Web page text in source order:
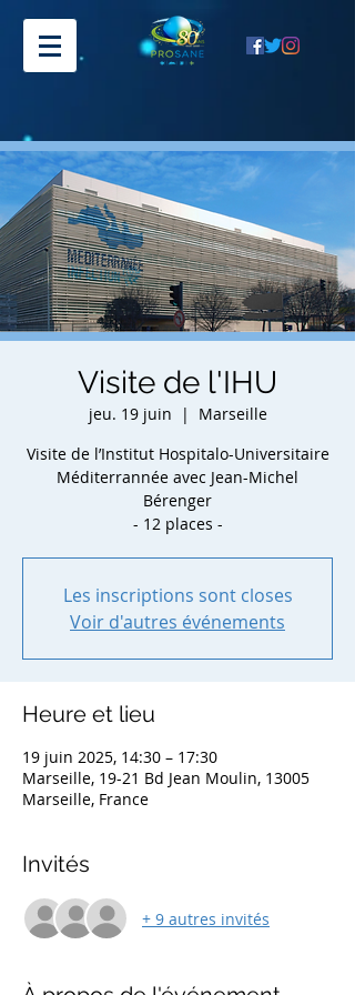
Visite de l'IHU
jeu. 19 juin
  |
Marseille
Visite de l’Institut Hospitalo-Universitaire
Méditerrannée avec Jean-Michel
Bérenger
- 12 places -
Les inscriptions sont closes
Voir d'autres événements
Heure et lieu
19 juin 2025, 14:30 – 17:30
Marseille, 19-21 Bd Jean Moulin, 13005
Marseille, France
Invités
+ 9 autres invités